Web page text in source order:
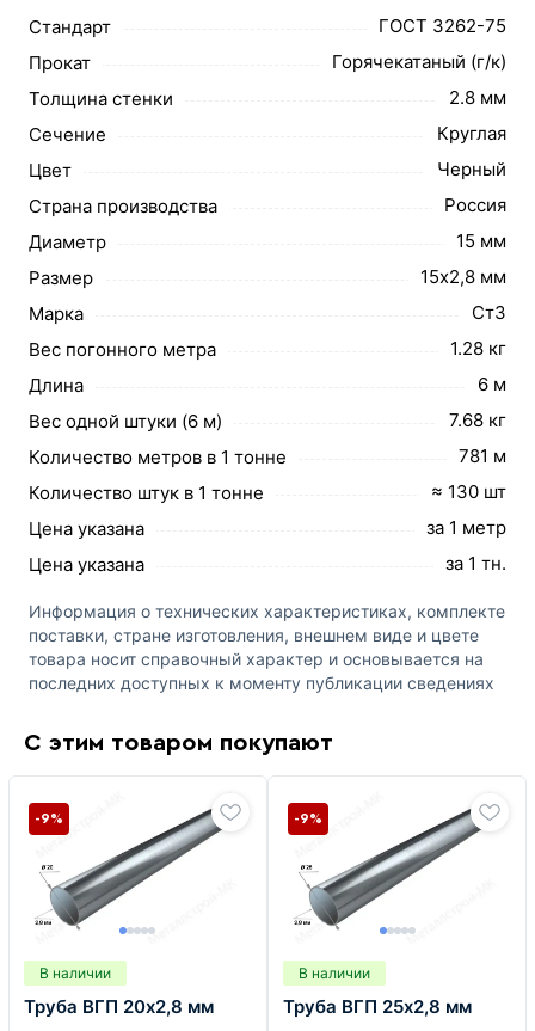
Стандарт
ГОСТ 3262-75
Прокат
Горячекатаный (г/к)
Толщина стенки
2.8 мм
Сечение
Круглая
Цвет
Черный
Страна производства
Россия
Диаметр
15 мм
Размер
15х2,8 мм
Марка
Ст3
Вес погонного метра
1.28 кг
Длина
6 м
Вес одной штуки (6 м)
7.68 кг
Количество метров в 1 тонне
781 м
Количество штук в 1 тонне
≈ 130 шт
Цена указана
за 1 метр
Цена указана
за 1 тн.
Информация о технических характеристиках, комплекте
поставки, стране изготовления, внешнем виде и цвете
товара носит справочный характер и основывается на
последних доступных к моменту публикации сведениях
С этим товаром покупают
В наличии
Труба ВГП 20х2,8 мм
-9%
В наличии
Труба ВГП 25х2,8 мм
-9%